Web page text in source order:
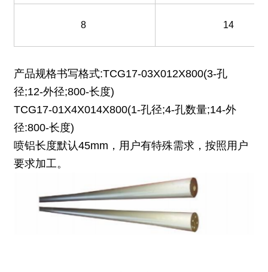
8 14
产品规格书写格式:TCG17-03X012X800(3-孔
径;12-外径;800-长度)
TCG17-01X4X014X800(1-孔径;4-孔数量;14-外
径:800-长度)
喷铝长度默认45mm，用户有特殊需求，按照用户
要求加工。